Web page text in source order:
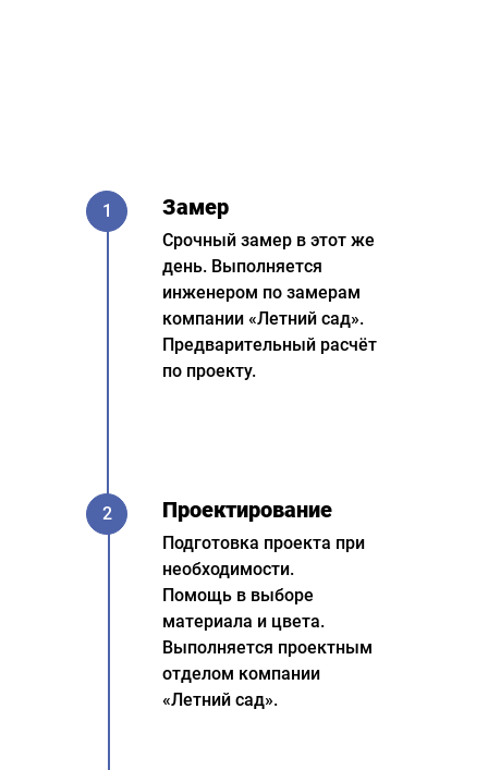
1 Замер
Срочный замер в этот же
день. Выполняется
инженером по замерам
компании «Летний сад».
Предварительный расчёт
по проекту.
2 Проектирование
Подготовка проекта при
необходимости.
Помощь в выборе
материала и цвета.
Выполняется проектным
отделом компании
«Летний сад».